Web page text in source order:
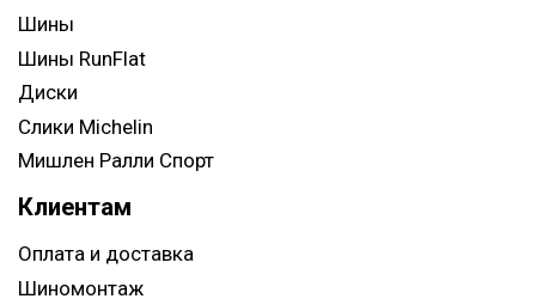
Шины
Шины RunFlat
Диски
Слики Michelin
Мишлен Ралли Спорт
Клиентам
Оплата и доставка
Шиномонтаж